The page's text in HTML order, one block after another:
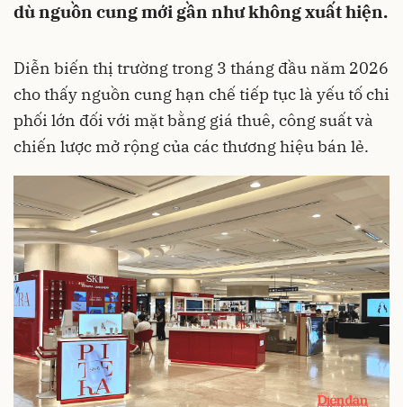
dù nguồn cung mới gần như không xuất hiện.
Diễn biến thị trường trong 3 tháng đầu năm 2026
cho thấy nguồn cung hạn chế tiếp tục là yếu tố chi
phối lớn đối với mặt bằng giá thuê, công suất và
chiến lược mở rộng của các thương hiệu bán lẻ.